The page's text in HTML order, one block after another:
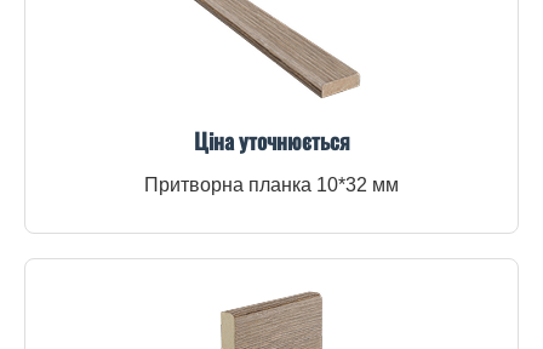
Ціна уточнюється
Притворна планка 10*32 мм